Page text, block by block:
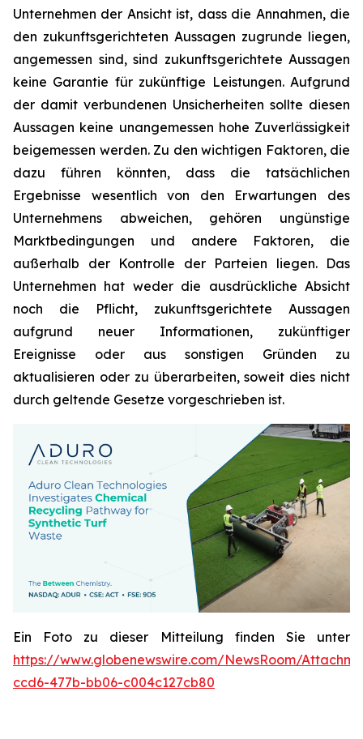
Unternehmen der Ansicht ist, dass die Annahmen, die
den zukunftsgerichteten Aussagen zugrunde liegen,
angemessen sind, sind zukunftsgerichtete Aussagen
keine Garantie für zukünftige Leistungen. Aufgrund
der damit verbundenen Unsicherheiten sollte diesen
Aussagen keine unangemessen hohe Zuverlässigkeit
beigemessen werden. Zu den wichtigen Faktoren, die
dazu führen könnten, dass die tatsächlichen
Ergebnisse wesentlich von den Erwartungen des
Unternehmens abweichen, gehören ungünstige
Marktbedingungen und andere Faktoren, die
außerhalb der Kontrolle der Parteien liegen. Das
Unternehmen hat weder die ausdrückliche Absicht
noch die Pflicht, zukunftsgerichtete Aussagen
aufgrund neuer Informationen, zukünftiger
Ereignisse oder aus sonstigen Gründen zu
aktualisieren oder zu überarbeiten, soweit dies nicht
durch geltende Gesetze vorgeschrieben ist.
Ein Foto zu dieser Mitteilung finden Sie unter
https://www.globenewswire.com/NewsRoom/
ccd6-477b-bb06-c004c127cb80